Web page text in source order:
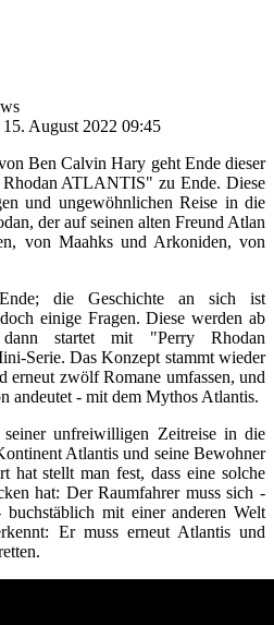
August 2022 09:45
Ben Calvin Hary geht Ende dieser
ATLANTIS" zu Ende. Diese
und ungewöhnlichen Reise in die
der auf seinen alten Freund Atlan
von Maahks und Arkoniden, von
die Geschichte an sich ist
einige Fragen. Diese werden ab
startet mit "Perry Rhodan
Serie. Das Konzept stammt wieder
zwölf Romane umfassen, und
andeutet - mit dem Mythos Atlantis.
unfreiwilligen Zeitreise in die
Atlantis und seine Bewohner
hat stellt man fest, dass eine solche
hat: Der Raumfahrer muss sich -
mit einer anderen Welt
Er muss erneut Atlantis und